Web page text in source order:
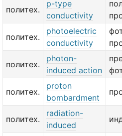
политех.
p-type
conductivity
политех.
photoelectric
conductivity
политех.
photon-
induced action
политех.
proton
bombardment
политех.
radiation-
induced